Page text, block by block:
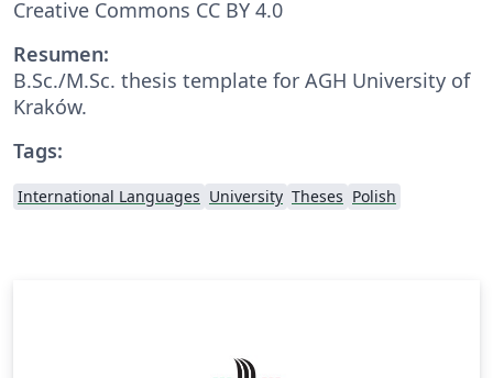
Creative Commons CC BY 4.0
Resumen:
B.Sc./M.Sc. thesis template for AGH University of
Kraków.
Tags:
International Languages University Theses Polish